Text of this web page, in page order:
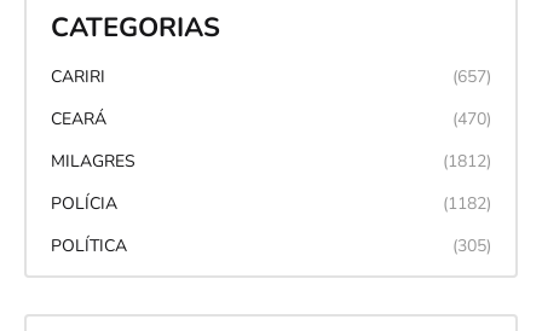
CATEGORIAS
CARIRI
(657)
CEARÁ
(470)
MILAGRES
(1812)
POLÍCIA
(1182)
POLÍTICA
(305)